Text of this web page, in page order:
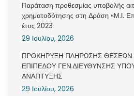
Παράταση προθεσμίας υποβολής
χρηματοδότησης στη Δράση «Μ.Ι.
έτος 2023
29 Ιουλίου, 2026
ΠΡΟΚΗΡΥΞΗ ΠΛΗΡΩΣΗΣ ΘΕΣΕΩΝ
ΕΠΙΠΕΔΟΥ ΓΕΝ.ΔΙΕΥΘΥΝΣΗΣ
ΑΝΑΠΤΥΞΗΣ
29 Ιουλίου, 2026